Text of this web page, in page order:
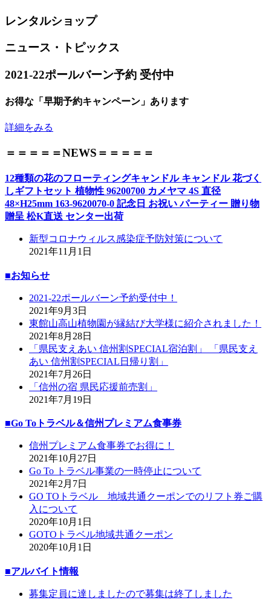
レンタルショップ
ニュース・トピックス
2021-22ポールバーン予約 受付中
お得な「早期予約キャンペーン」あります
詳細をみる
＝＝＝＝＝NEWS＝＝＝＝＝
12種類の花のフローティングキャンドル キャンドル 花づく
しギフトセット 植物性 96200700 カメヤマ 4S 直径
48×H25mm 163-9620070-0 記念日 お祝い パーティー 贈り物
贈呈 松K直送 センター出荷
新型コロナウィルス感染症予防対策について
2021年11月1日
■お知らせ
2021-22ポールバーン予約受付中！
2021年9月3日
東館山高山植物園が縁結び大学様に紹介されました！
2021年8月28日
「県民支えあい 信州割SPECIAL宿泊割」 「県民支え
あい 信州割SPECIAL日帰り割」
2021年7月26日
「信州の宿 県民応援前売割」
2021年7月19日
■Go Toトラベル＆信州プレミアム食事券
信州プレミアム食事券でお得に！
2021年10月27日
Go To トラベル事業の一時停止について
2021年2月7日
GO TOトラベル 地域共通クーポンでのリフト券ご購
入について
2020年10月1日
GOTOトラベル地域共通クーポン
2020年10月1日
■アルバイト情報
募集定員に達しましたので募集は終了しました